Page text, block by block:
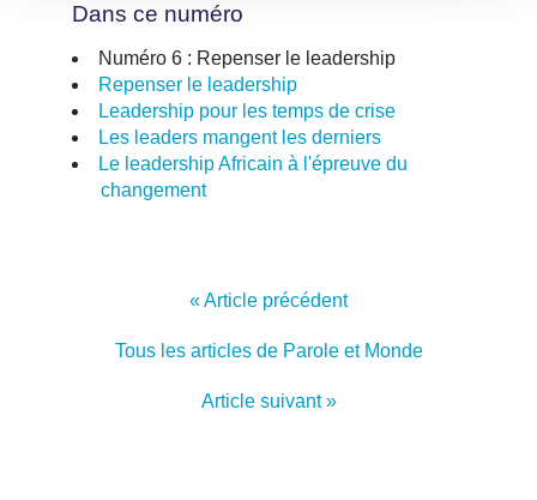
Dans ce numéro
Numéro 6 : Repenser le leadership
Repenser le leadership
Leadership pour les temps de crise
Les leaders mangent les derniers
Le leadership Africain à l'épreuve du
changement
« Article précédent
Tous les articles de Parole et Monde
Article suivant »